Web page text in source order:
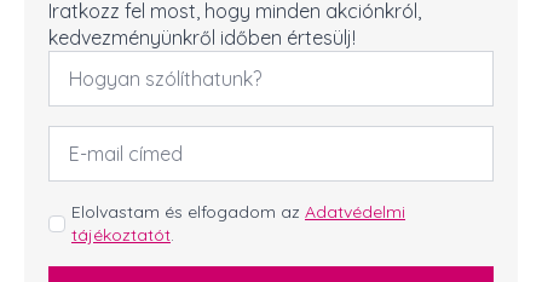
Iratkozz fel most, hogy minden akciónkról,
kedvezményünkről időben értesülj!
Név
Email
cím
GDPR
*
Elolvastam és elfogadom az Adatvédelmi
tájékoztatót.